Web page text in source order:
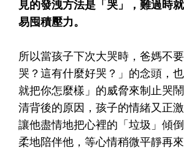
見的發洩方法是「哭」，難過時
易囤積壓力。
所以當孩子下次大哭時，爸媽不
哭？這有什麼好哭？」的念頭，
就把你怎麼樣」的威脅來制止哭
清背後的原因，孩子的情緒又正
讓他盡情地把心裡的「垃圾」傾
柔地陪伴他，等心情稍微平靜再